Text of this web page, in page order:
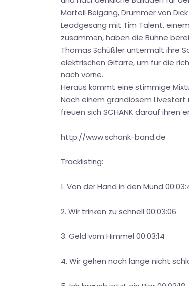
Martell Beigang, Drummer von
Leadgesang mit Tim Talent,
zusammen, haben die Bühne
Thomas Schüßler untermalt ihre
elektrischen Gitarre, um für die
nach vorne.
Heraus kommt eine stimmige
Nach einem grandiosem
freuen sich SCHANK darauf ihren
http://www.schank-band.de
Tracklisting:
1. Von der Hand in den Mund
2. Wir trinken zu schnell 00:03:06
3. Geld vom Himmel 00:03:14
4. Wir gehen noch lange nicht